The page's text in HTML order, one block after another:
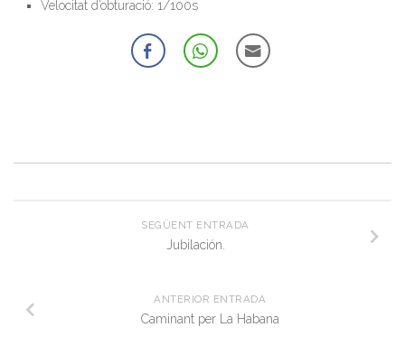
Velocitat d’obturació: 1/100s
SEGÜENT ENTRADA
Jubilación.
ANTERIOR ENTRADA
Caminant per La Habana